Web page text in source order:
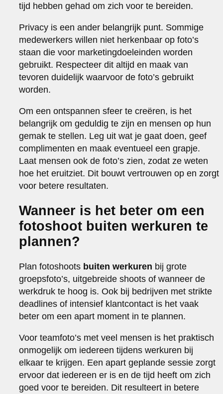
tijd hebben gehad om zich voor te bereiden.
Privacy is een ander belangrijk punt. Sommige
medewerkers willen niet herkenbaar op foto’s
staan die voor marketingdoeleinden worden
gebruikt. Respecteer dit altijd en maak van
tevoren duidelijk waarvoor de foto’s gebruikt
worden.
Om een ontspannen sfeer te creëren, is het
belangrijk om geduldig te zijn en mensen op hun
gemak te stellen. Leg uit wat je gaat doen, geef
complimenten en maak eventueel een grapje.
Laat mensen ook de foto’s zien, zodat ze weten
hoe het eruitziet. Dit bouwt vertrouwen op en zorgt
voor betere resultaten.
Wanneer is het beter om een
fotoshoot buiten werkuren te
plannen?
Plan fotoshoots buiten werkuren bij grote
groepsfoto’s, uitgebreide shoots of wanneer de
werkdruk te hoog is. Ook bij bedrijven met strikte
deadlines of intensief klantcontact is het vaak
beter om een apart moment in te plannen.
Voor teamfoto’s met veel mensen is het praktisch
onmogelijk om iedereen tijdens werkuren bij
elkaar te krijgen. Een apart geplande sessie zorgt
ervoor dat iedereen er is en de tijd heeft om zich
goed voor te bereiden. Dit resulteert in betere